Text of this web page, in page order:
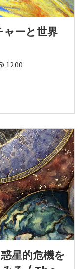
ーと世界
12:00
星的危機を